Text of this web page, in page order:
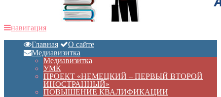
навигация
Главная
О сайте
Медиавизитка
Медиавизитка
УМК
ПРОЕКТ «НЕМЕЦКИЙ – ПЕРВЫЙ ВТОРОЙ
ИНОСТРАННЫЙ»
ПОВЫШЕНИЕ КВАЛИФИКАЦИИ